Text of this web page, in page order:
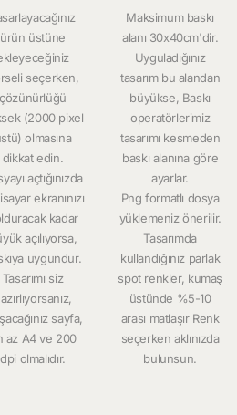
ürün üstüne
seçerken,
çözünürlüğü
(2000 pixel
olmasına
dikkat edin.
açtığınızda
ekranınızı
kadar
açılıyorsa,
uygundur.
Tasarımı siz
sayfa,
az A4 ve 200
dpi olmalıdır.
Maksimum baskı
alanı 30x40cm'dir.
Uyguladığınız
tasarım bu alandan
büyükse, Baskı
operatörlerimiz
tasarımı kesmeden
baskı alanına göre
ayarlar.
Png formatlı dosya
yüklemeniz önerilir.
Tasarımda
kullandığınız parlak
spot renkler, kumaş
üstünde %5-10
arası matlaşır Renk
seçerken aklınızda
bulunsun.